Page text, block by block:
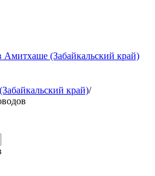
Амитхаше (Забайкальский край)
край)/